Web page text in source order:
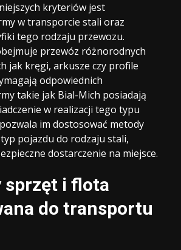
kryteriów jest
w transporcie stali oraz
tego rodzaju przewozu.
przewóz różnorodnych
jak kręgi, arkusze czy profile
odpowiednich
takie jak Bial-Mich posiadają
w realizacji tego typu
im dostosować metody
pojazdu do rodzaju stali,
dostarczenie na miejsce.
sprzęt i flota
do transportu